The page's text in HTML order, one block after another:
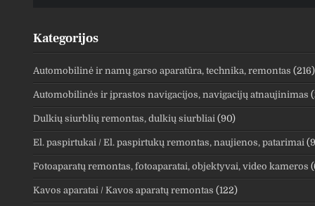
Kategorijos
Automobilinė ir namų garso aparatūra, technika, remontas (216)
Automobilinės ir įprastos navigacijos, navigacijų atnaujinimas
Dulkių siurblių remontas, dulkių siurbliai (90)
El. paspirtukai / El. paspirtukų remontas, naujienos, patarimai
Fotoaparatų remontas, fotoaparatai, objektyvai, video kameros
Kavos aparatai / Kavos aparatų remontas (122)